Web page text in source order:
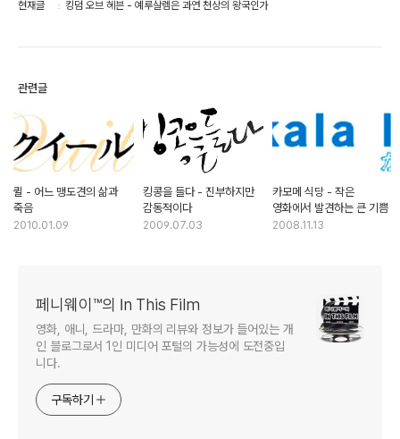
현재글 킹덤 오브 헤븐 - 예루살렘은 과연 천상의 왕국인가
관련글
퀼 - 어느 맹도견의 삶과
죽음
2010.01.09
킹콩을 들다 - 진부하지만
감동적이다
2009.07.03
카모메 식당 - 작은
영화에서 발견하는 큰 기쁨
2008.11.13
페니웨이™의 In This Film
영화, 애니, 드라마, 만화의 리뷰와 정보가 들어있는 개
인 블로그로서 1인 미디어 포털의 가능성에 도전중입
니다.
구독하기